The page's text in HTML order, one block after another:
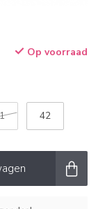
Op voorraad
42